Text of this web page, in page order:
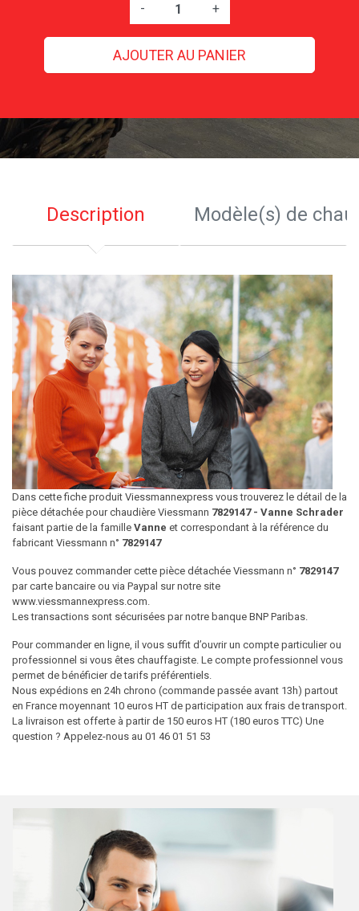
- +
AJOUTER AU PANIER
Description Modèle(s) de
Dans cette fiche produit Viessmannexpress vous trouverez le détail de la
pièce détachée pour chaudière Viessmann 7829147 - Vanne Schrader
faisant partie de la famille Vanne et correspondant à la référence du
fabricant Viessmann n° 7829147
Vous pouvez commander cette pièce détachée Viessmann n° 7829147
par carte bancaire ou via Paypal sur notre site
www.viessmannexpress.com.
Les transactions sont sécurisées par notre banque BNP Paribas.
Pour commander en ligne, il vous suffit d’ouvrir un compte particulier ou
professionnel si vous êtes chauffagiste. Le compte professionnel vous
permet de bénéficier de tarifs préférentiels.
Nous expédions en 24h chrono (commande passée avant 13h) partout
en France moyennant 10 euros HT de participation aux frais de transport.
La livraison est offerte à partir de 150 euros HT (180 euros TTC) Une
question ? Appelez-nous au 01 46 01 51 53